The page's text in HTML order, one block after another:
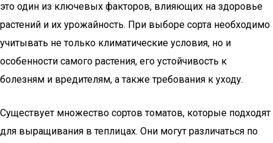
это один из ключевых факторов, влияющих на здоровье
растений и их урожайность. При выборе сорта необходимо
учитывать не только климатические условия, но и
особенности самого растения, его устойчивость к
болезням и вредителям, а также требования к уходу.
Существует множество сортов томатов, которые подходят
для выращивания в теплицах. Они могут различаться по